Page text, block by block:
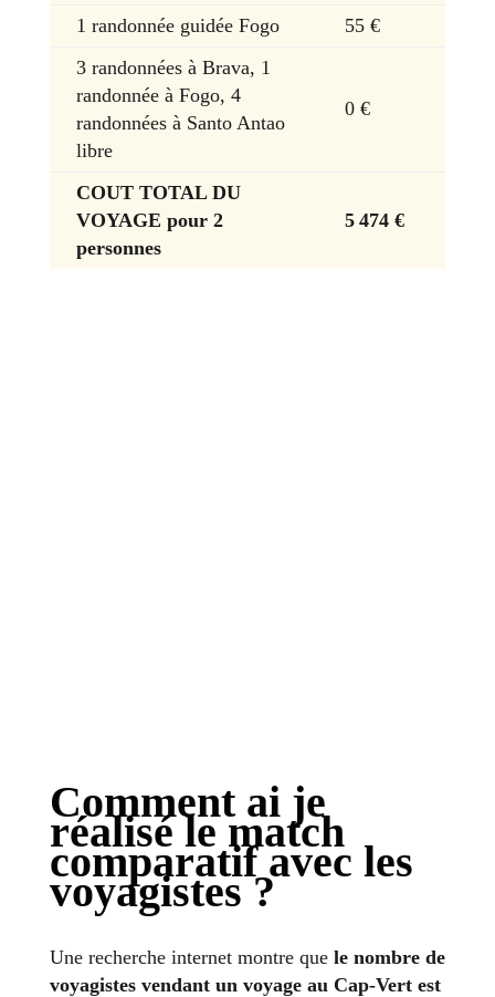
1 randonnée guidée Fogo
55 €
3 randonnées à Brava, 1
randonnée à Fogo, 4
randonnées à Santo Antao
libre
0 €
COUT TOTAL DU
VOYAGE pour 2
personnes
5 474 €
Comment ai je
réalisé le match
comparatif avec les
voyagistes ?
Une recherche internet montre que le nombre de
voyagistes vendant un voyage au Cap-Vert est